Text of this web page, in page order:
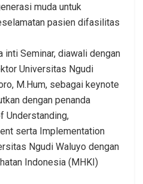
muda untuk
pasien difasilitas
inti Seminar, diawali dengan
Universitas Ngudi
M.Hum, sebagai keynote
dengan penanda
Understanding,
serta Implementation
Ngudi Waluyo dengan
Indonesia (MHKI)